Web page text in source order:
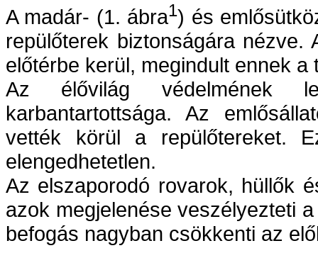
A madár- (1. ábra1) és
repülőterek biztonságára
előtérbe kerül, megindult ennek a
Az élővilág védelmének
karbantartottsága. Az
vették körül a repülőtereket.
elengedhetetlen.
Az elszaporodó rovarok, hüllők
azok megjelenése veszélyezteti
befogás nagyban csökkenti az